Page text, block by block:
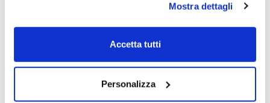
Mostra dettagli
Accetta tutti
Personalizza
Come dovrebbe muoversi l’Europa?
L’Europa non può fare delle significative